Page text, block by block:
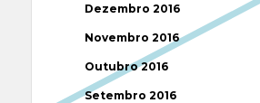
Dezembro 2016
Novembro 2016
Outubro 2016
Setembro 2016